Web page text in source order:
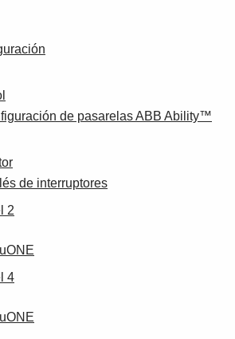
de pasarelas ABB Ability™
de interruptores
2
4